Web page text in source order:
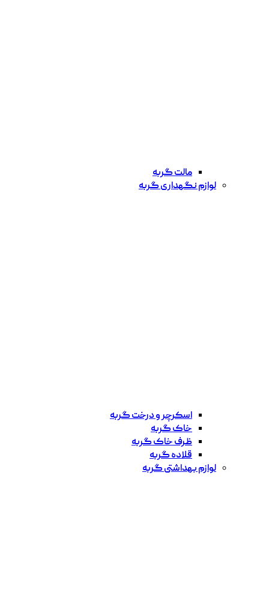
مالت گربه
لوازم نگهداری گربه
اسکرچر و درخت گربه
خاک گربه
ظرف خاک گربه
قلاده گربه
لوازم بهداشتی گربه